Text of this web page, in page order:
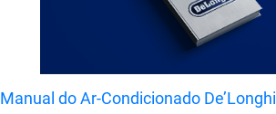
Manual do Ar-Condicionado De’Longhi